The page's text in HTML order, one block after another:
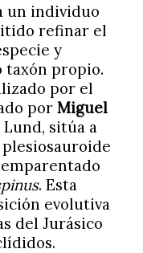
un individuo
refinar el
y
taxón propio.
por el
por Miguel
sitúa a
. Esta
evolutiva
del Jurásico